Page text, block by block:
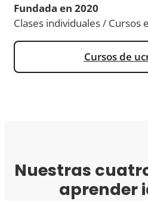
Fundada en 2020
Clases individuales / Cursos
Cursos de
Nuestras
aprender